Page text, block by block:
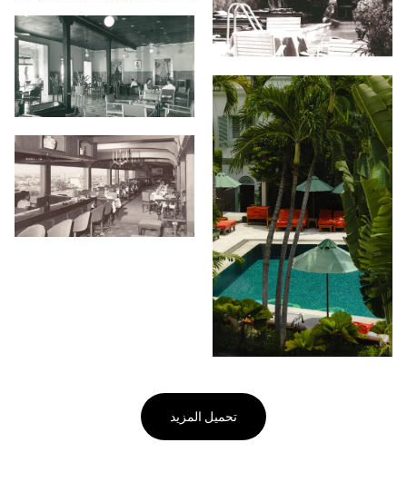
تحميل المزيد